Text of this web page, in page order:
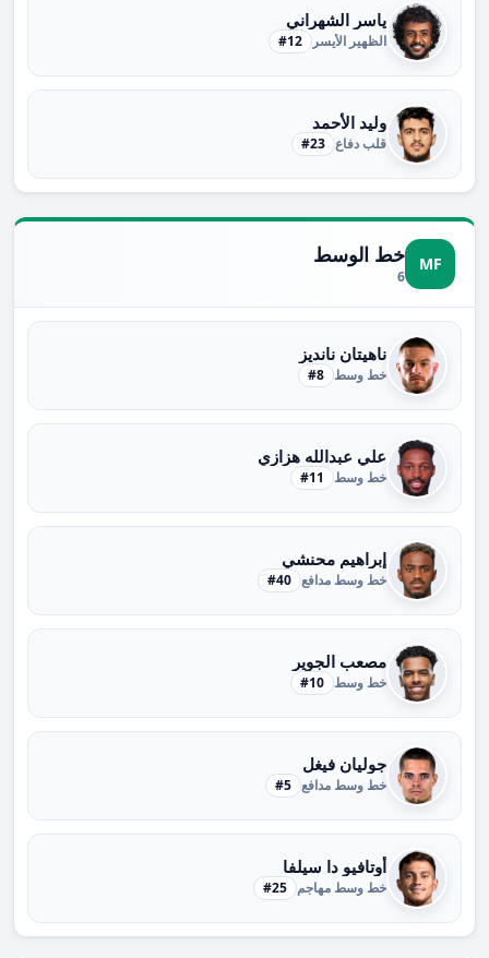
ياسر الشهراني
الظهير الأيسر #12
وليد الأحمد
قلب دفاع #23
MF خط الوسط
6
ناهيتان نانديز
خط وسط #8
علي عبدالله هزازي
خط وسط #11
إبراهيم محنشي
خط وسط مدافع #40
مصعب الجوير
خط وسط #10
جوليان فيغل
خط وسط مدافع #5
أوتافيو دا سيلفا
خط وسط مهاجم #25